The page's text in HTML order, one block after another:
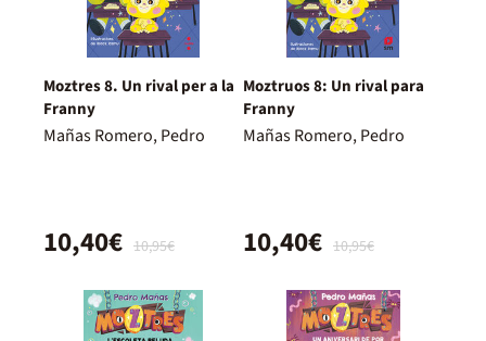
Moztres 8. Un rival per a la
Franny
Mañas Romero, Pedro
10,95€
10,40€
Moztruos 8: Un rival para
Franny
Mañas Romero, Pedro
10,95€
10,40€